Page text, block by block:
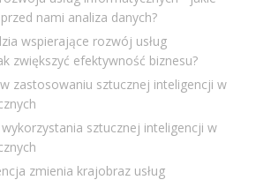
nami analiza danych?
wspierające rozwój usług
zwiększyć efektywność biznesu?
zastosowaniu sztucznej inteligencji w
sztucznej inteligencji w
zmienia krajobraz usług